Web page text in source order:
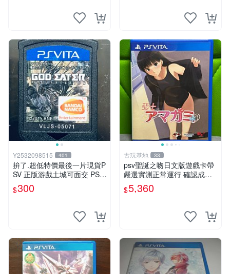
Y2532098515 401
拚了.超低特價最後一片現貨P
SV 正版游戲土城可面交 PSV
噬神者 解放重生 日版 【9成
新】✪裸片 二手九成新~
$300
古玩基地 33
psv聖誕之吻日文版遊戲卡帶
嚴選實測正常運行 確認成色
拍下即發 聖誕之吻 日文 psv
游戲
$5,360